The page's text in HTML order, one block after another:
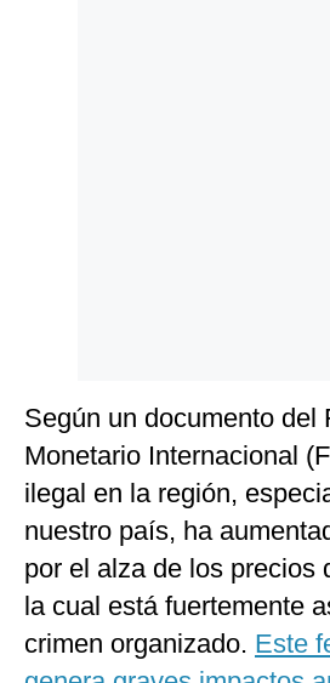
Según un documento del
Monetario Internacional
ilegal en la región,
nuestro país, ha
por el alza de los precios
la cual está fuertemente
crimen organizado. Este